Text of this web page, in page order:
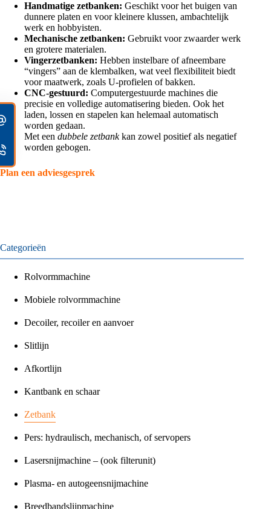
Handmatige zetbanken: Geschikt voor het buigen van
dunnere platen en voor kleinere klussen, ambachtelijk
werk en hobbyisten.
Mechanische zetbanken: Gebruikt voor zwaarder werk
en grotere materialen.
Vingerzetbanken: Hebben instelbare of afneembare
“vingers” aan de klembalken, wat veel flexibiliteit biedt
voor maatwerk, zoals U-profielen of bakken.
CNC-gestuurd: Computergestuurde machines die
precisie en volledige automatisering bieden. Ook het
laden, lossen en stapelen kan helemaal automatisch
worden gedaan.
Met een dubbele zetbankkan zowel positief als negatief
worden gebogen.
Plan een adviesgesprek
Categorieën
Rolvormmachine
Mobiele rolvormmachine
Decoiler, recoiler en aanvoer
Slitlijn
Afkortlijn
Kantbank en schaar
Zetbank
Pers: hydraulisch, mechanisch, of servopers
Lasersnijmachine – (ook filterunit)
Plasma- en autogeensnijmachine
Breedbandslijpmachine